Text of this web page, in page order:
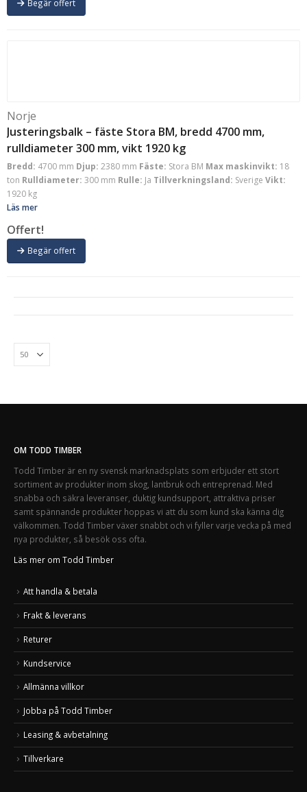
Begär offert
Norje
Justeringsbalk – fäste Stora BM, bredd 4700 mm,
rulldiameter 300 mm, vikt 1920 kg
Bredd: 4700 mm Djup: 2380 mm Fäste: Stora BM Max maskinvikt: 18
ton Rulldiameter: 300 mm Rulle: Ja Tillverkningsland: Sverige Vikt:
1920 kg
Läs mer
Offert!
Begär offert
OM TODD TIMBER
Todd Timber är en ny svensk marknadsplats som erbjuder ett stort
sortiment av produkter inom skog, lantbruk och entreprenad. Med
snabba och säkra leveranser, duktig kundsupport, attraktiva priser
samt spännande produkter hoppas vi att du som kund ska känna dig
välkommen. Todd Timber växer snabbt och vi fyller varje vecka på med
nya produkter, så besök oss ofta.
Läs mer om Todd Timber
Att handla & betala
Frakt & leverans
Returer
Kundservice
Allmänna villkor
Jobba på Todd Timber
Leasing & avbetalning
Tillverkare